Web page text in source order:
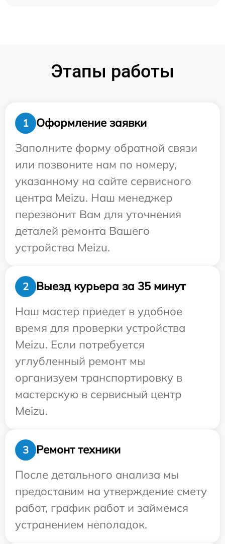
Этапы работы
1
Оформление заявки
Заполните форму обратной связи
или позвоните нам по номеру,
указанному на сайте сервисного
центра Meizu. Наш менеджер
перезвонит Вам для уточнения
деталей ремонта Вашего
устройства Meizu.
2
Выезд курьера за 35 минут
Наш мастер приедет в удобное
время для проверки устройства
Meizu. Если потребуется
углубленный ремонт мы
организуем транспортировку в
мастерскую в сервисный центр
Meizu.
3
Ремонт техники
После детального анализа мы
предоставим на утверждение смету
работ, график работ и займемся
устранением неполадок.